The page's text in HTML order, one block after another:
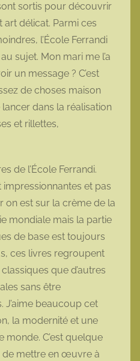
sortis pour découvrir
art délicat. Parmi ces
l’École Ferrandi
sujet. Mon mari me l’a
un message ? C’est
de choses maison
dans la réalisation
et rillettes,
de l’École Ferrandi.
et pas
on est sur la crème de la
mondiale mais la partie
de base est toujours
ces livres regroupent
que d’autres
sans être
beaucoup cet
la modernité et une
C’est quelque
de mettre en œuvre à